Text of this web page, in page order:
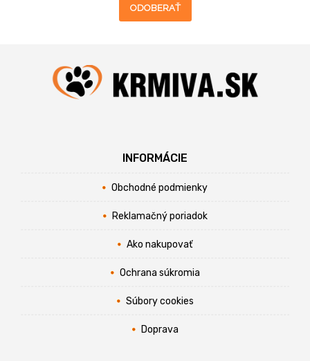
ODOBERAŤ
INFORMÁCIE
Obchodné podmienky
Reklamačný poriadok
Ako nakupovať
Ochrana súkromia
Súbory cookies
Doprava